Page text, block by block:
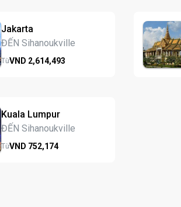
Jakarta
ĐẾN Sihanoukville
TừVND 2,614,493
Kuala Lumpur
ĐẾN Sihanoukville
TừVND 752,174